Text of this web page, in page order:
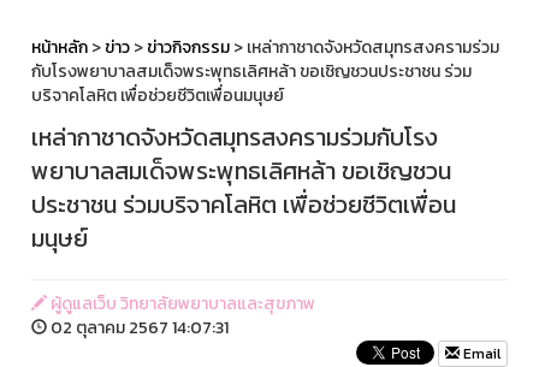
หน้าหลัก>ข่าว>ข่าวกิจกรรม> เหล่ากาชาดจังหวัดสมุทรสงครามร่วม
กับโรงพยาบาลสมเด็จพระพุทธเลิศหล้า ขอเชิญชวนประชาชน ร่วม
บริจาคโลหิต เพื่อช่วยชีวิตเพื่อนมนุษย์
เหล่ากาชาดจังหวัดสมุทรสงครามร่วมกับโรง
พยาบาลสมเด็จพระพุทธเลิศหล้า ขอเชิญชวน
ประชาชน ร่วมบริจาคโลหิต เพื่อช่วยชีวิตเพื่อน
มนุษย์
ผู้ดูแลเว็บ วิทยาลัยพยาบาลและสุขภาพ
02 ตุลาคม 2567 14:07:31
Email